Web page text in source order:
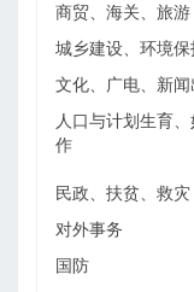
商贸、海关、旅游
城乡建设、环境保
文化、广电、新闻
人口与计划生育
作
民政、扶贫、救灾
对外事务
国防